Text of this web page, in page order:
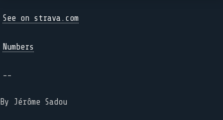
See on strava.com
Numbers
--
By Jérôme Sadou